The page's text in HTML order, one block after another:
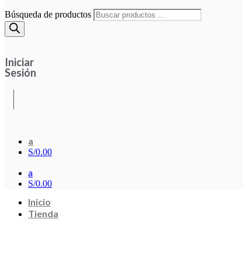
Búsqueda de productos
Iniciar
Sesión
a
S/0.00
a
S/0.00
Inicio
Tienda